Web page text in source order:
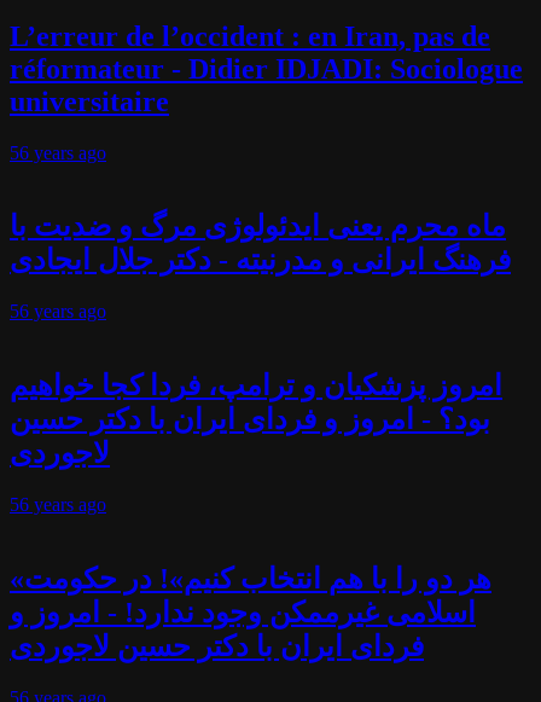
L’erreur de l’occident : en Iran, pas de
réformateur - Didier IDJADI: Sociologue
universitaire
56 years ago
ماه محرم یعنی ایدئولوژی مرگ و ضدیت با
فرهنگ ایرانی و مدرنیته - دکتر جلال ایجادی
56 years ago
امروز پزشکیان و ترامپ، فردا کجا خواهیم
بود؟ - امروز و فردای ایران با دکتر حسین
لاجوردی
56 years ago
«هر دو را با هم انتخاب کنیم»! در حکومت
اسلامی غیرممکن وجود ندارد! - امروز و
فردای ایران با دکتر حسین لاجوردی
56 years ago